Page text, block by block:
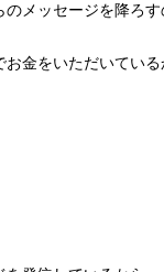
メッセージを降ろ
金をいただいてい